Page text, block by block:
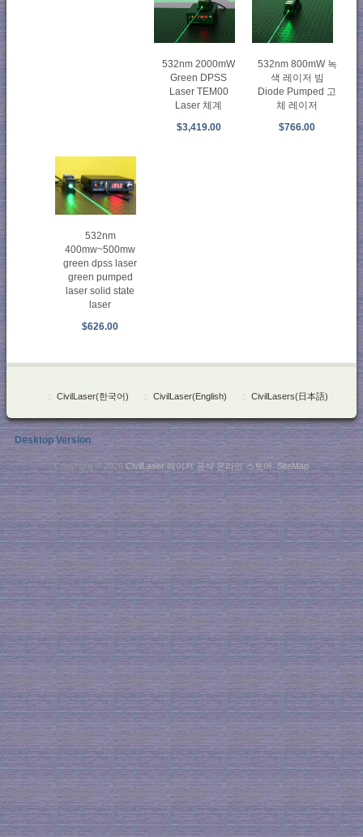
532nm 2000mW
Green DPSS
Laser TEM00
Laser 체계
$3,419.00
532nm 800mW 녹
색 레이저 빔
Diode Pumped 고
체 레이저
$766.00
532nm
400mw~500mw
green dpss laser
green pumped
laser solid state
laser
$626.00
:: CivilLaser(한국어) :: CivilLaser(English) :: CivilLasers(日本語)
Desktop Version
Copyright © 2026 CivilLaser 레이저 공식 온라인 스토어 .SiteMap